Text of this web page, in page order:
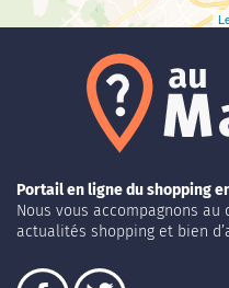
Portail en ligne du shopping
Nous vous accompagnons
actualités shopping et bien